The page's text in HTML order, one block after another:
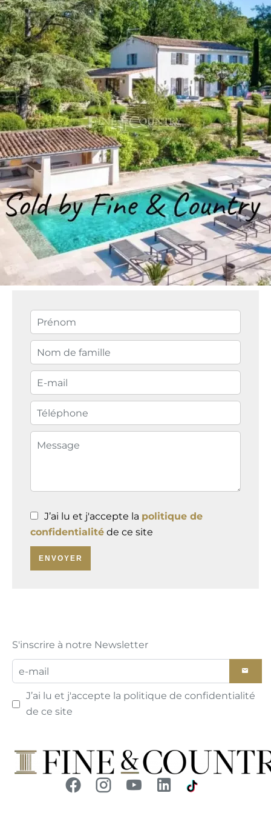
J’ai lu et j'accepte la politique de
confidentialité de ce site
ENVOYER
S'inscrire à notre Newsletter
J’ai lu et j'accepte la politique de confidentialité
de ce site